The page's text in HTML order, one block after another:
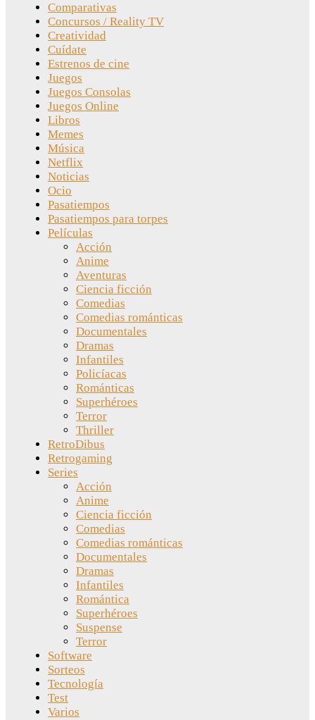
Comparativas
Concursos / Reality TV
Creatividad
Cuídate
Estrenos de cine
Juegos
Juegos Consolas
Juegos Online
Libros
Memes
Música
Netflix
Noticias
Ocio
Pasatiempos
Pasatiempos para torpes
Películas
Acción
Anime
Aventuras
Ciencia ficción
Comedias
Comedias románticas
Documentales
Dramas
Infantiles
Policíacas
Románticas
Superhéroes
Terror
Thriller
RetroDibus
Retrogaming
Series
Acción
Anime
Ciencia ficción
Comedias
Comedias románticas
Documentales
Dramas
Infantiles
Romántica
Superhéroes
Suspense
Terror
Software
Sorteos
Tecnología
Test
Varios